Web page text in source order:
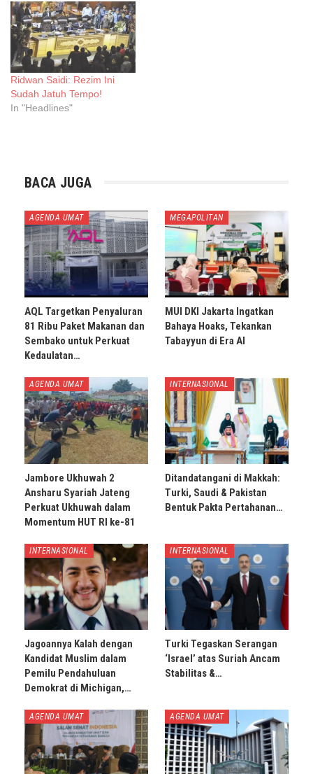
Ridwan Saidi: Rezim Ini
Sudah Jatuh Tempo!
In "Headlines"
BACA JUGA
AGENDA UMAT
AQL Targetkan Penyaluran
81 Ribu Paket Makanan dan
Sembako untuk Perkuat
Kedaulatan…
MEGAPOLITAN
MUI DKI Jakarta Ingatkan
Bahaya Hoaks, Tekankan
Tabayyun di Era AI
AGENDA UMAT
Jambore Ukhuwah 2
Ansharu Syariah Jateng
Perkuat Ukhuwah dalam
Momentum HUT RI ke-81
INTERNASIONAL
Ditandatangani di Makkah:
Turki, Saudi & Pakistan
Bentuk Pakta Pertahanan…
INTERNASIONAL
Jagoannya Kalah dengan
Kandidat Muslim dalam
Pemilu Pendahuluan
Demokrat di Michigan,…
INTERNASIONAL
Turki Tegaskan Serangan
‘Israel’ atas Suriah Ancam
Stabilitas &…
AGENDA UMAT AGENDA UMAT